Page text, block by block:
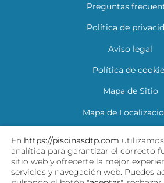
Preguntas
Política de
Aviso legal
Política de
Mapa de Sitio
Mapa de
SÍGUENOS
En https://piscinasdtp.com
analítica para garantizar el correcto
sitio web y ofrecerte la mejor
servicios y navegación web. Puedes